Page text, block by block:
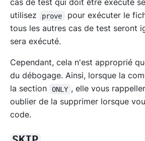
cas de test qui doit être exécuté
utilisez
prove
pour exécuter le
tous les autres cas de test seront
sera exécuté.
Cependant, cela n'est approprié
du débogage. Ainsi, lorsque la
la section
ONLY , elle vous
oublier de la supprimer lorsque
code.